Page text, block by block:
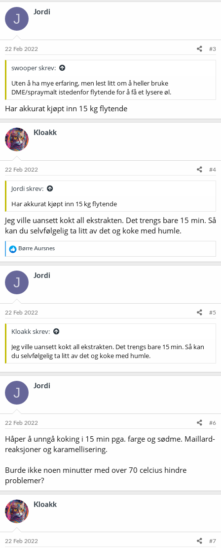
k
s
j
o
e
J Jordi
22 Feb 2022 #3
swooper skrev:
Uten å ha mye erfaring, men lest litt om å heller bruke
DME/spraymalt istedenfor flytende for å få et lysere øl.
Har akkurat kjøpt inn 15 kg flytende
Kloakk
22 Feb 2022 #4
Jordi skrev:
Har akkurat kjøpt inn 15 kg flytende
Jeg ville uansett kokt all ekstrakten. Det trengs bare 15 min. Så
kan du selvfølgelig ta litt av det og koke med humle.
R
e
a
k
s
j
o
e
Børre Aursnes
J Jordi
22 Feb 2022 #5
Kloakk skrev:
Jeg ville uansett kokt all ekstrakten. Det trengs bare 15 min. Så kan
du selvfølgelig ta litt av det og koke med humle.
J Jordi
22 Feb 2022 #6
Håper å unngå koking i 15 min pga. farge og sødme. Maillard-
reaksjoner og karamellisering.
Burde ikke noen minutter med over 70 celcius hindre
problemer?
Kloakk
22 Feb 2022 #7